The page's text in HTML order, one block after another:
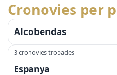
Cronovies per
Alcobendas
3 cronovies trobades
Espanya